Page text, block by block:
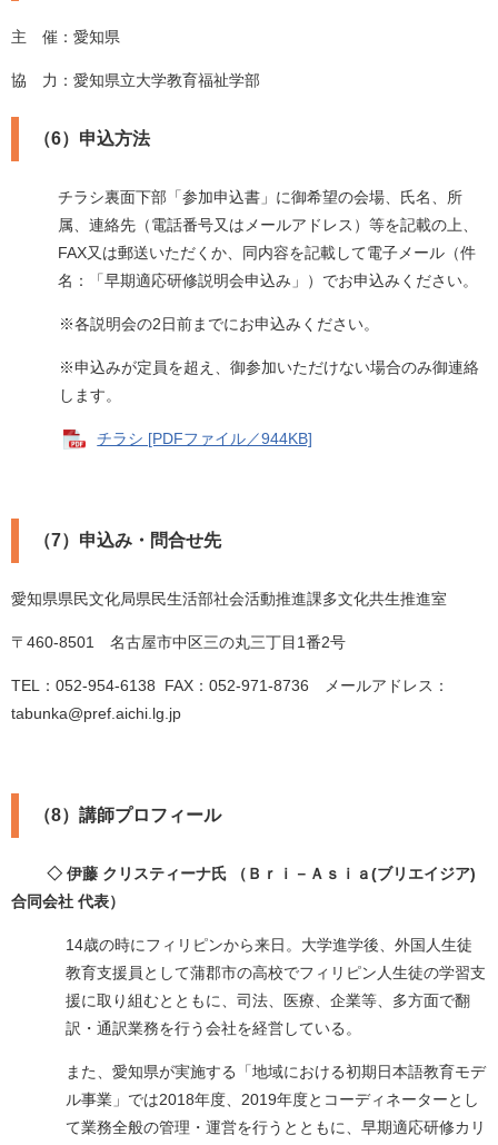
主 催：愛知県
協 力：愛知県立大学教育福祉学部
（6）申込方法
チラシ裏面下部「参加申込書」に御希望の会場、氏名、所
属、連絡先（電話番号又はメールアドレス）等を記載の上、
FAX又は郵送いただくか、同内容を記載して電子メール（件
名：「早期適応研修説明会申込み」）でお申込みください。
※各説明会の2日前までにお申込みください。
※申込みが定員を超え、御参加いただけない場合のみ御連絡
します。
チラシ [PDFファイル／944KB]
（7）申込み・問合せ先
愛知県県民文化局県民生活部社会活動推進課多文化共生推進室
〒460-8501 名古屋市中区三の丸三丁目1番2号
TEL：052-954-6138 FAX：052-971-8736 メールアドレス：
tabunka@pref.aichi.lg.jp
（8）講師プロフィール
◇ 伊藤 クリスティーナ氏 （Ｂｒｉ－Ａｓｉａ(ブリエイジア)
合同会社 代表）
14歳の時にフィリピンから来日。大学進学後、外国人生徒
教育支援員として蒲郡市の高校でフィリピン人生徒の学習支
援に取り組むとともに、司法、医療、企業等、多方面で翻
訳・通訳業務を行う会社を経営している。
また、愛知県が実施する「地域における初期日本語教育モデ
ル事業」では2018年度、2019年度とコーディネーターとし
て業務全般の管理・運営を行うとともに、早期適応研修カリ